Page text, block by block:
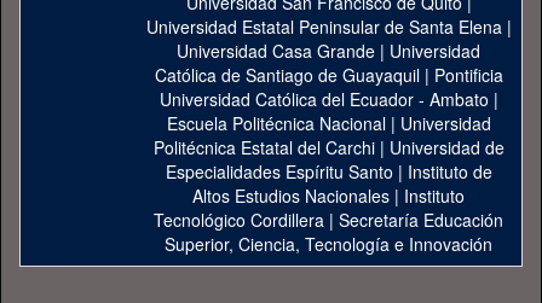
Universidad Estatal Peninsular de Santa Elena|
Universidad Casa Grande | Universidad
Católica de Santiago de Guayaquil| Pontificia
Universidad Católica del Ecuador - Ambato |
Escuela Politécnica Nacional| Universidad
Politécnica Estatal del Carchi| Universidad de
Especialidades Espíritu Santo | Instituto de
Altos Estudios Nacionales | Instituto
Tecnológico Cordillera | Secretaría Educación
Superior, Ciencia, Tecnología e Innovación